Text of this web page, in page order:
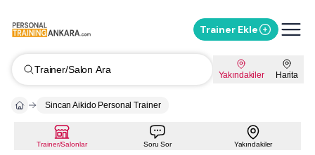
Trainer Ekle
Trainer/Salon Ara Yakındakiler Harita
Sincan Aikido Personal Trainer
Trainer/Salonlar Soru Sor Yakındakiler